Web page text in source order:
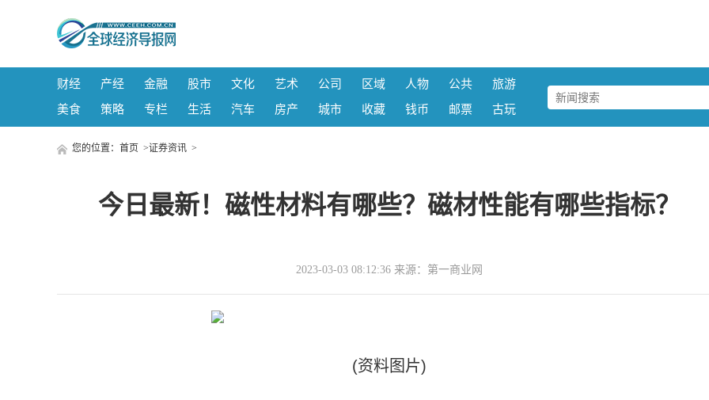
财经 产经 金融 股市 文化 艺术 公司 区域 人物 公共
旅游
美食
策略 专栏 生活 汽车 房产 城市 收藏 钱币 邮票 古玩
您的位置： 首页 >证券资讯 >
今日最新！磁性材料有哪些？磁材性能有哪些指标？
2023-03-03 08:12:36 来源：第一商业网
(资料图片)